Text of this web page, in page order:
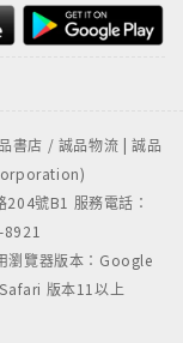
書店 / 誠品物流 | 誠品
號B1 服務電話：
瀏覽器版本：Google
版本11以上